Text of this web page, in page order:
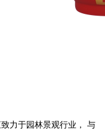
力于园林景观行业， 与